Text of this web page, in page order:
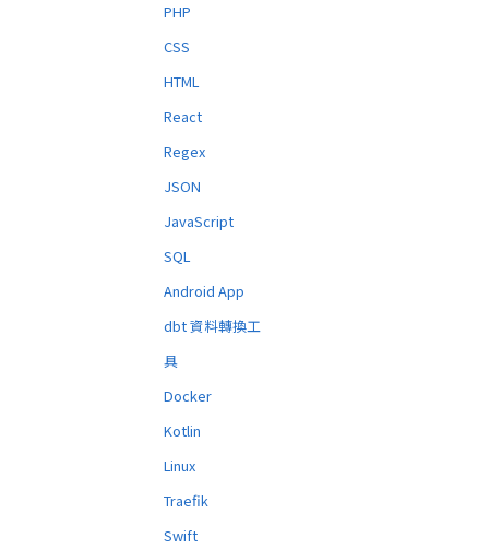
PHP
CSS
HTML
React
Regex
JSON
JavaScript
SQL
Android App
dbt 資料轉換工
具
Docker
Kotlin
Linux
Traefik
Swift